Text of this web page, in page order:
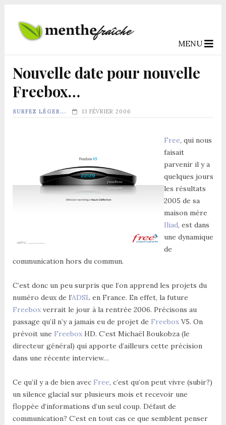
MENU
Nouvelle date pour nouvelle
Freebox…
SURFEZ LÉGER... 13 FÉVRIER 2006
Free, qui nous
faisait
parvenir il y a
quelques jours
les résultats
2005 de sa
maison mère
Iliad, est dans
une dynamique
de
communication hors du commun.
C’est donc un peu surpris que l’on apprend les projets du
numéro deux de l’ADSL en France. En effet, la future
Freeboxverrait le jour à la rentrée 2006. Précisons au
passage qu’il n’y a jamais eu de projet de FreeboxV5. On
prévoit une FreeboxHD. C’est Michaël Boukobza (le
directeur général) qui apporte d’ailleurs cette précision
dans une récente interview…
Ce qu’il y a de bien avec Free, c’est qu’on peut vivre (subir?)
un silence glacial sur plusieurs mois et recevoir une
floppée d’informations d’un seul coup. Défaut de
communication? C’est en tout cas ce que semblent penser